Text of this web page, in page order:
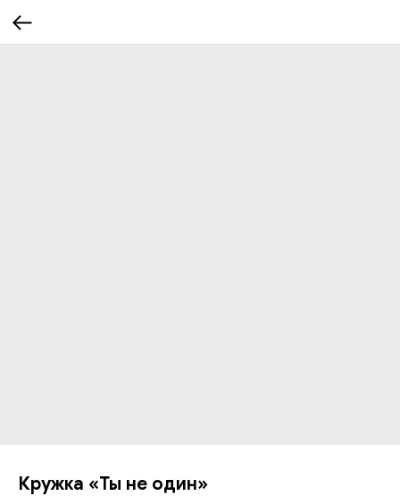
Кружка «Ты не один»